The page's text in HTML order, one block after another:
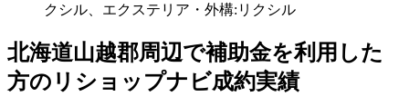
クシル、エクステリア・外構:リクシル
北海道山越郡周辺で補助金を利用した
方のリショップナビ成約実績